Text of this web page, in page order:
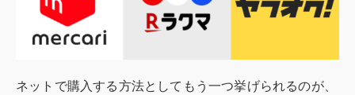
ネットで購入する方法としてもう一つ挙げられるのが、